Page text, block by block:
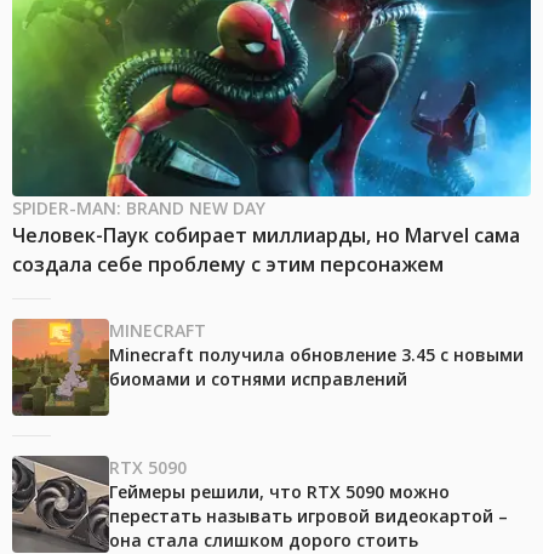
SPIDER-MAN: BRAND NEW DAY
Человек-Паук собирает миллиарды, но Marvel сама
создала себе проблему с этим персонажем
MINECRAFT
Minecraft получила обновление 3.45 с новыми
биомами и сотнями исправлений
RTX 5090
Геймеры решили, что RTX 5090 можно
перестать называть игровой видеокартой –
она стала слишком дорого стоить